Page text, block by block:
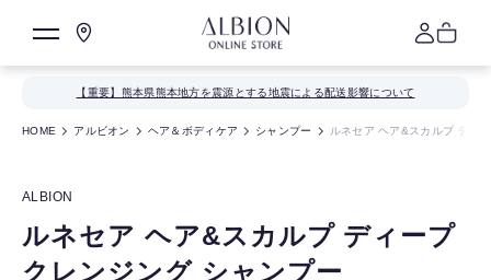
【重要】熊本県熊本地方を震源とする地震による配送影響について
HOME アルビオン ヘア＆ボディケア シャンプー ルネセア ヘア&スカルプ ディ
ALBION
ルネセア ヘア&スカルプ ディープ
クレンジング シャンプー